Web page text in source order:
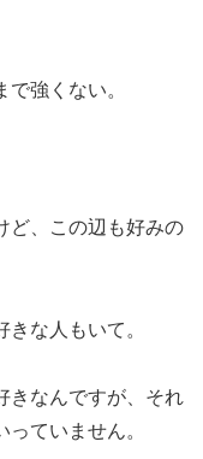
強くない。
ど、この辺も好みの
な人もいて。
きなんですが、それ
ていません。